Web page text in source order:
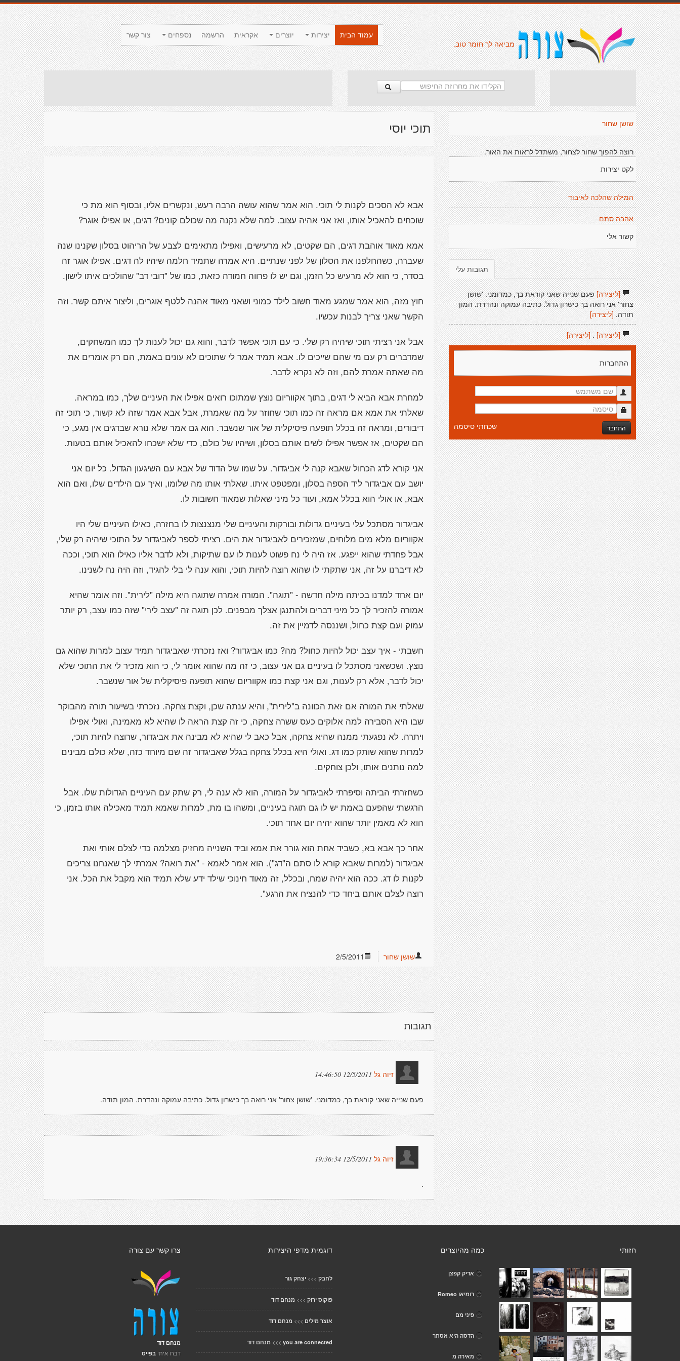
צור קשר נספחים הרשמה אקראית יוצרים יצירות
עמוד הבית
מביאה לך חומר טוב.
תוכי יוסי
אבא לא הסכים לקנות לי תוכי. הוא אמר שהוא עושה הרבה רעש, ונקשרים אליו, ובסוף הוא מת כי
שוכחים להאכיל אותו, ואז אני אהיה עצוב. למה שלא נקנה מה שכולם קונים? דגים, או אפילו אוגר?
אמא מאוד אוהבת דגים, הם שקטים, לא מרעישים, ואפילו מתאימים לצבע של הריהוט בסלון שקנינו שנה
שעברה, כשהחלפנו את הסלון של לפני שנתיים. היא אמרה שתמיד חלמה שיהיו לה דגים. אפילו אוגר זה
בסדר, כי הוא לא מרעיש כל הזמן, וגם יש לו פרווה חמודה כזאת, כמו של "דובי דב" שהולכים איתו לישון.
חוץ מזה, הוא אמר שמגע מאוד חשוב לילד כמוני ושאני מאוד אהנה ללטף אוגרים, וליצור איתם קשר. וזה
הקשר שאני צריך לבנות עכשיו.
אבל אני רציתי תוכי שיהיה רק שלי. כי עם תוכי אפשר לדבר, והוא גם יכול לענות לך כמו המשחקים,
שמדברים רק עם מי שהם שייכים לו. אבא תמיד אמר לי שתוכים לא עונים באמת, הם רק אומרים את
מה שאתה אמרת להם, וזה לא נקרא לדבר.
למחרת אבא הביא לי דגים, בתוך אקווריום נוצץ שמתוכו רואים אפילו את העיניים שלך, כמו במראה.
שאלתי את אמא אם מראה זה כמו תוכי שחוזר על מה שאמרת, אבל אבא אמר שזה לא קשור, כי תוכי זה
דיבורים, ומראה זה בכלל תופעה פיסיקלית של אור שנשבר. הוא גם אמר שלא נורא שבדגים אין מגע, כי
הם שקטים, אז אפשר אפילו לשים אותם בסלון, ושיהיו של כולם, כדי שלא ישכחו להאכיל אותם בטעות.
אני קורא לדג הכחול שאבא קנה לי אביגדור. על שמו של הדוד של אבא עם השיגעון הגדול. כל יום אני
יושב עם אביגדור ליד הספה בסלון, ומפטפט איתו. שאלתי אותו מה שלומו, ואיך עם הילדים שלו, ואם הוא
אבא, או אולי הוא בכלל אמא, ועוד כל מיני שאלות שמאוד חשובות לו.
אביגדור מסתכל עלי בעיניים גדולות ובורקות והעיניים שלי מנצנצות לו בחזרה, כאילו העיניים שלי היו
אקווריום מלא מים מלוחים, שמזכירים לאביגדור את הים. רציתי לספר לאביגדור על התוכי שיהיה רק שלי,
אבל פחדתי שהוא ייפגע. אז היה לי נח פשוט לענות לו עם שתיקות, ולא לדבר אליו כאילו הוא תוכי, וככה
לא דיברנו על זה, אני שתקתי לו שהוא רוצה להיות תוכי, והוא ענה לי בלי להגיד, וזה היה נח לשנינו.
יום אחד למדנו בכיתה מילה חדשה - "תוגה". המורה אמרה שתוגה היא מילה "לירית". וזה אומר שהיא
אמורה להזכיר לך כל מיני דברים ולהתנגן אצלך מבפנים. לכן תוגה זה "עצב לירי" שזה כמו עצב, רק יותר
עמוק ועם קצת כחול, ושננסה לדמיין את זה.
חשבתי - איך עצב יכול להיות כחול? מה? כמו אביגדור? ואז נזכרתי שאביגדור תמיד עצוב למרות שהוא גם
נוצץ. ושכשאני מסתכל לו בעיניים גם אני עצוב, כי זה מה שהוא אומר לי, כי הוא מזכיר לי את התוכי שלא
יכול לדבר, אלא רק לענות, וגם אני קצת כמו אקווריום שהוא תופעה פיסיקלית של אור שנשבר.
שאלתי את המורה אם זאת הכוונה ב"לירית", והיא ענתה שכן, וקצת צחקה. נזכרתי בשיעור תורה מהבוקר
שבו היא הסבירה למה אלוקים כעס ששרה צחקה, כי זה קצת הראה לו שהיא לא מאמינה, ואולי אפילו
ויתרה. לא נפגעתי ממנה שהיא צחקה, אבל כאב לי שהיא לא מבינה את אביגדור, שרוצה להיות תוכי,
למרות שהוא שותק כמו דג. ואולי היא בכלל צחקה בגלל שאביגדור זה שם מיוחד כזה, שלא כולם מבינים
למה נותנים אותו, ולכן צוחקים.
כשחזרתי הביתה וסיפרתי לאביגדור על המורה, הוא לא ענה לי, רק שתק עם העיניים הגדולות שלו. אבל
הרגשתי שהפעם באמת יש לו גם תוגה בעיניים, ומשהו בו מת, למרות שאמא תמיד מאכילה אותו בזמן, כי
הוא לא מאמין יותר שהוא יהיה יום אחד תוכי.
אחר כך אבא בא, כשביד אחת הוא גורר את אמא וביד השנייה מחזיק מצלמה כדי לצלם אותי ואת
אביגדור (למרות שאבא קורא לו סתם ה"דג"). הוא אמר לאמא - "את רואה? אמרתי לך שאנחנו צריכים
לקנות לו דג. ככה הוא יהיה שמח, ובכלל, זה מאוד חינוכי שילד ידע שלא תמיד הוא מקבל את הכל. אני
רוצה לצלם אותם ביחד כדי להנציח את הרגע".
2/5/2011 שושן שחור
תגובות
זיוה גל 12/5/2011 14:46:50
פעם שנייה שאני קוראת בך, כמדומני. 'שושן צחור' אני רואה בך כישרון גדול. כתיבה עמוקה ונהדרת. המון תודה.
זיוה גל 12/5/2011 19:36:34
.
שושן שחור
רוצה להפוך שחור לצחור, משתדל לראות את האור.
לקט יצירות
המילה שהלכה לאיבוד
אהבה סתם
קשור אלי
תגובות עלי
[ליצירה]פעם שנייה שאני קוראת בך, כמדומני. 'שושן
צחור' אני רואה בך כישרון גדול. כתיבה עמוקה ונהדרת. המון
תודה.[ליצירה]
[ליצירה].[ליצירה]
התחברות
התחבר שכחתי סיסמה
צרו קשר עם צורה
מנחם דוד
דברו איתי בפייס
דוגמית מדפי היצירות
לחבק >>> יצחק גור
פוקוס ירוק >>> מנחם דוד
אוצר מילים >>> מנחם דוד
you are connected
>>> מנחם דוד
כמה מהיוצרים
אדיק קפצן
רומיאו Romeo
פיני מם
הדסה היא אסתר
מאירה מ
חזותי